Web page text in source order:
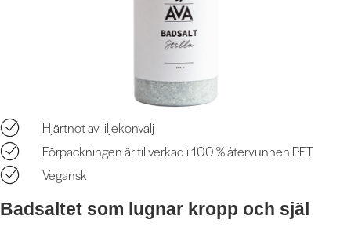
Hjärtnot av liljekonvalj
Förpackningen är tillverkad i 100 % återvunnen PET
Vegansk
Badsaltet som lugnar kropp och själ